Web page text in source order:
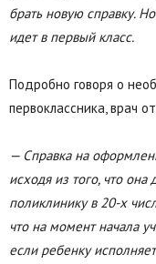
брать новую справку.
идет в первый класс.
Подробно говоря о
первоклассника, врач
— Справка на
исходя из того, что
поликлинику в 20-х
что на момент начала
если ребенку